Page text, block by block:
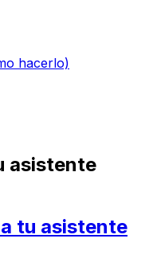
hacerlo)
asistente
tu asistente